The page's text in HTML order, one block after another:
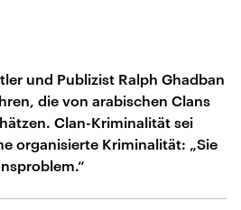
und Publizist Ralph Ghadban
die von arabischen Clans
Clan-Kriminalität sei
organisierte Kriminalität: „Sie